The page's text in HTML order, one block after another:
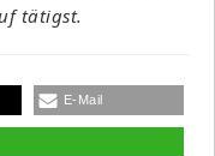
tätigst.
E-Mail